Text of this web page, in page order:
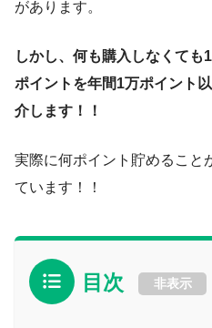
があります。
しかし、何も購入しなくて
ポイントを年間1万ポイント
介します！！
実際に何ポイント貯めること
ています！！
目次 非表示